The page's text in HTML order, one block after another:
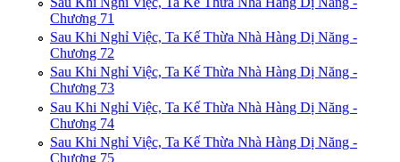
Chương 71
Sau Khi Nghỉ Việc, Ta Kế Thừa Nhà Hàng Dị Năng -
Chương 72
Sau Khi Nghỉ Việc, Ta Kế Thừa Nhà Hàng Dị Năng -
Chương 73
Sau Khi Nghỉ Việc, Ta Kế Thừa Nhà Hàng Dị Năng -
Chương 74
Sau Khi Nghỉ Việc, Ta Kế Thừa Nhà Hàng Dị Năng -
Chương 75